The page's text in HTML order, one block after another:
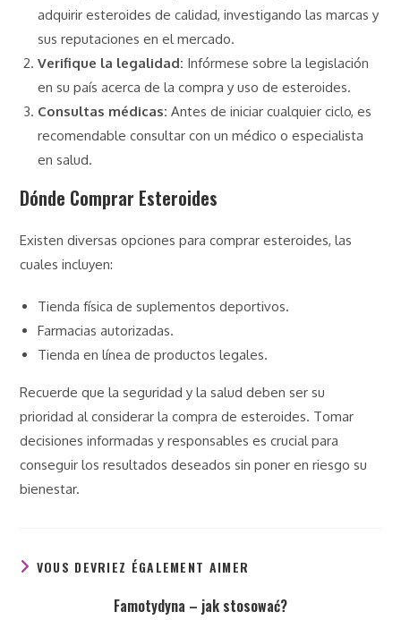
adquirir esteroides de calidad, investigando las marcas y
sus reputaciones en el mercado.
Verifique la legalidad: Infórmese sobre la legislación
en su país acerca de la compra y uso de esteroides.
Consultas médicas: Antes de iniciar cualquier ciclo, es
recomendable consultar con un médico o especialista
en salud.
Dónde Comprar Esteroides
Existen diversas opciones para comprar esteroides, las
cuales incluyen:
Tienda física de suplementos deportivos.
Farmacias autorizadas.
Tienda en línea de productos legales.
Recuerde que la seguridad y la salud deben ser su
prioridad al considerar la compra de esteroides. Tomar
decisiones informadas y responsables es crucial para
conseguir los resultados deseados sin poner en riesgo su
bienestar.
VOUS DEVRIEZ ÉGALEMENT AIMER
Famotydyna – jak stosować?